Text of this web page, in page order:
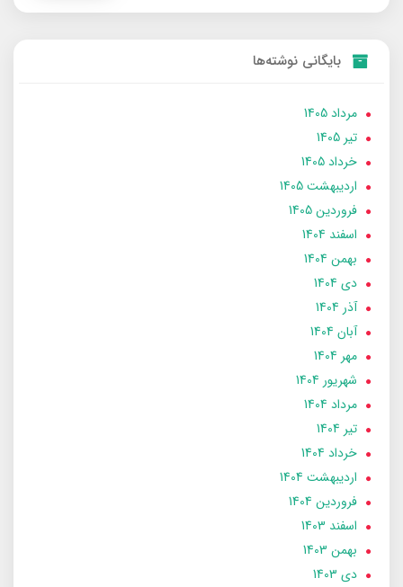
بایگانی نوشته‌ها
مرداد 1405
تير 1405
خرداد 1405
ارديبهشت 1405
فروردین 1405
اسفند 1404
بهمن 1404
دی 1404
آذر 1404
آبان 1404
مهر 1404
شهریور 1404
مرداد 1404
تير 1404
خرداد 1404
ارديبهشت 1404
فروردین 1404
اسفند 1403
بهمن 1403
دی 1403